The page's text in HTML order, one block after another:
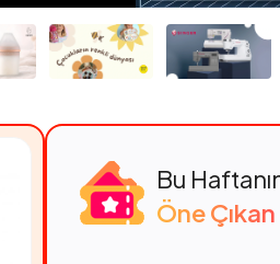
Bu
Öne Çıkan